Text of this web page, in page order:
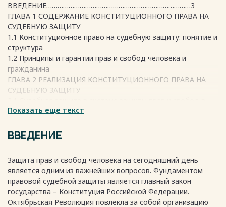
ВВЕДЕНИЕ……………………………………………………………………3
ГЛАВА 1 СОДЕРЖАНИЕ КОНСТИТУЦИОННОГО ПРАВА НА
СУДЕБНУЮ ЗАЩИТУ
1.1 Конституционное право на судебную защиту: понятие и
структура
1.2 Принципы и гарантии прав и свобод человека и
гражданина
ГЛАВА 2 РЕАЛИЗАЦИЯ КОНСТИТУЦИОННОГО ПРАВА НА
СУДЕБНУЮ ЗАЩИТУ
Российской Федерации
судебную защиту
2.3 Основания и порядок обращения в Конституционный
ЗАКЛЮЧЕНИЕ
БИБЛИОГРАФИЧЕСКИЙ СПИСОК
Показать еще текст
ВВЕДЕНИЕ
Защита прав и свобод человека на сегодняшний день
является одним из важнейших вопросов. Фундаментом
правовой судебной защиты является главный закон
государства – Конституция Российской Федерации.
Октябрьская Революция повлекла за собой организацию